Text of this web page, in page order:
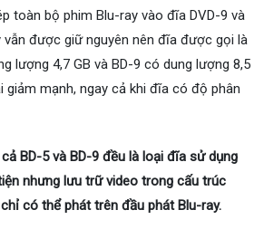
toàn bộ phim Blu-ray vào đĩa DVD-9 và
được giữ nguyên nên đĩa được gọi là
lượng 4,7 GB và BD-9 có dung lượng 8,5
giảm mạnh, ngay cả khi đĩa có độ phân
cả BD-5 và BD-9 đều là loại đĩa sử dụng
nhưng lưu trữ video trong cấu trúc
chỉ có thể phát trên đầu phát Blu-ray.